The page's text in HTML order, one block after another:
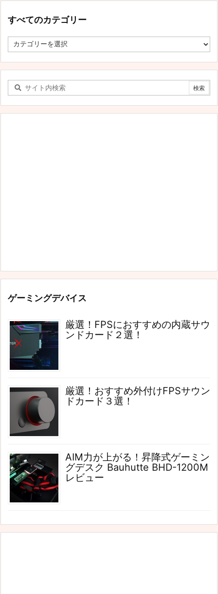
すべてのカテゴリー
べ
の
ゴ
リ
ー
ゲーミングデバイス
厳選！FPSにおすすめの内蔵サウ
ンドカード２選！
厳選！おすすめ外付けFPSサウン
ドカード３選！
AIM力が上がる！昇降式ゲーミン
グデスク Bauhutte BHD-1200M
レビュー